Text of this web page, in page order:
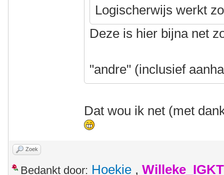
Logischerwijs werkt
Deze is hier bijna net
"andre" (inclusief
Dat wou ik net (met
Zoek
Bedankt door: Hoekie , Willeke_IGKT